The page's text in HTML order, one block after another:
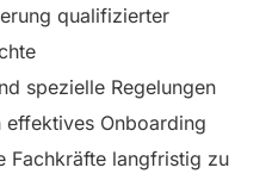
qualifizierter
spezielle Regelungen
Onboarding
Fachkräfte langfristig zu